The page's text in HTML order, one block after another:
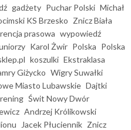
gadżety Puchar Polski Michał
KS Brzesko Znicz Biała
prasowa wypowiedź
Karol Żwir Polska Polska
koszulki Ekstraklasa
Giżycko Wigry Suwałki
Miasto Lubawskie Dajtki
Świt Nowy Dwór
Andrzej Królikowski
Jacek Płuciennik Znicz